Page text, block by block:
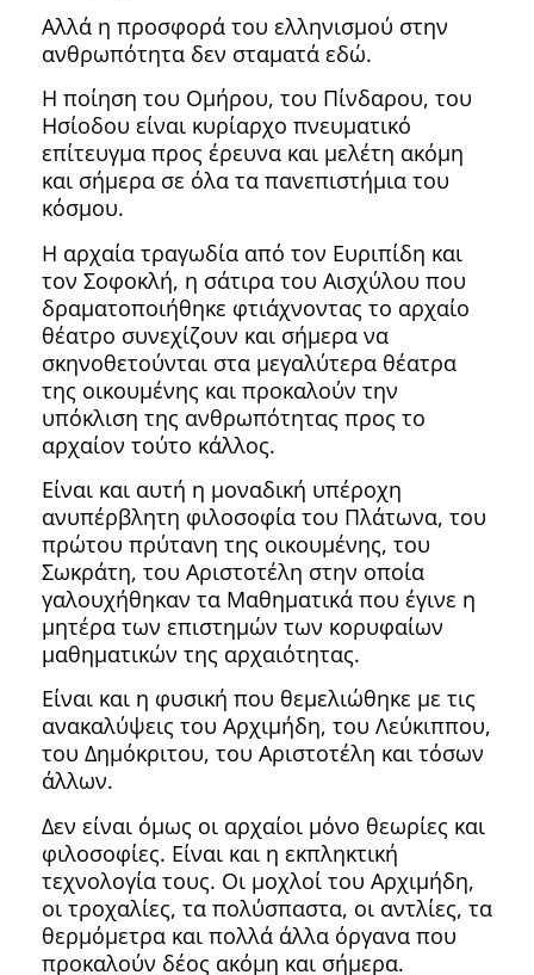
Αλλά η προσφορά του ελληνισμού στην
ανθρωπότητα δεν σταματά εδώ.
Η ποίηση του Ομήρου, του Πίνδαρου, του
Ησίοδου είναι κυρίαρχο πνευματικό
επίτευγμα προς έρευνα και μελέτη ακόμη
και σήμερα σε όλα τα πανεπιστήμια του
κόσμου.
Η αρχαία τραγωδία από τον Ευριπίδη και
τον Σοφοκλή, η σάτιρα του Αισχύλου που
δραματοποιήθηκε φτιάχνοντας το αρχαίο
θέατρο συνεχίζουν και σήμερα να
σκηνοθετούνται στα μεγαλύτερα θέατρα
της οικουμένης και προκαλούν την
υπόκλιση της ανθρωπότητας προς το
αρχαίον τούτο κάλλος.
Είναι και αυτή η μοναδική υπέροχη
ανυπέρβλητη φιλοσοφία του Πλάτωνα, του
πρώτου πρύτανη της οικουμένης, του
Σωκράτη, του Αριστοτέλη στην οποία
γαλουχήθηκαν τα Μαθηματικά που έγινε η
μητέρα των επιστημών των κορυφαίων
μαθηματικών της αρχαιότητας.
Είναι και η φυσική που θεμελιώθηκε με τις
ανακαλύψεις του Αρχιμήδη, του Λεύκιππου,
του Δημόκριτου, του Αριστοτέλη και τόσων
άλλων.
Δεν είναι όμως οι αρχαίοι μόνο θεωρίες και
φιλοσοφίες. Είναι και η εκπληκτική
τεχνολογία τους. Οι μοχλοί του Αρχιμήδη,
οι τροχαλίες, τα πολύσπαστα, οι αντλίες, τα
θερμόμετρα και πολλά άλλα όργανα που
προκαλούν δέος ακόμη και σήμερα.